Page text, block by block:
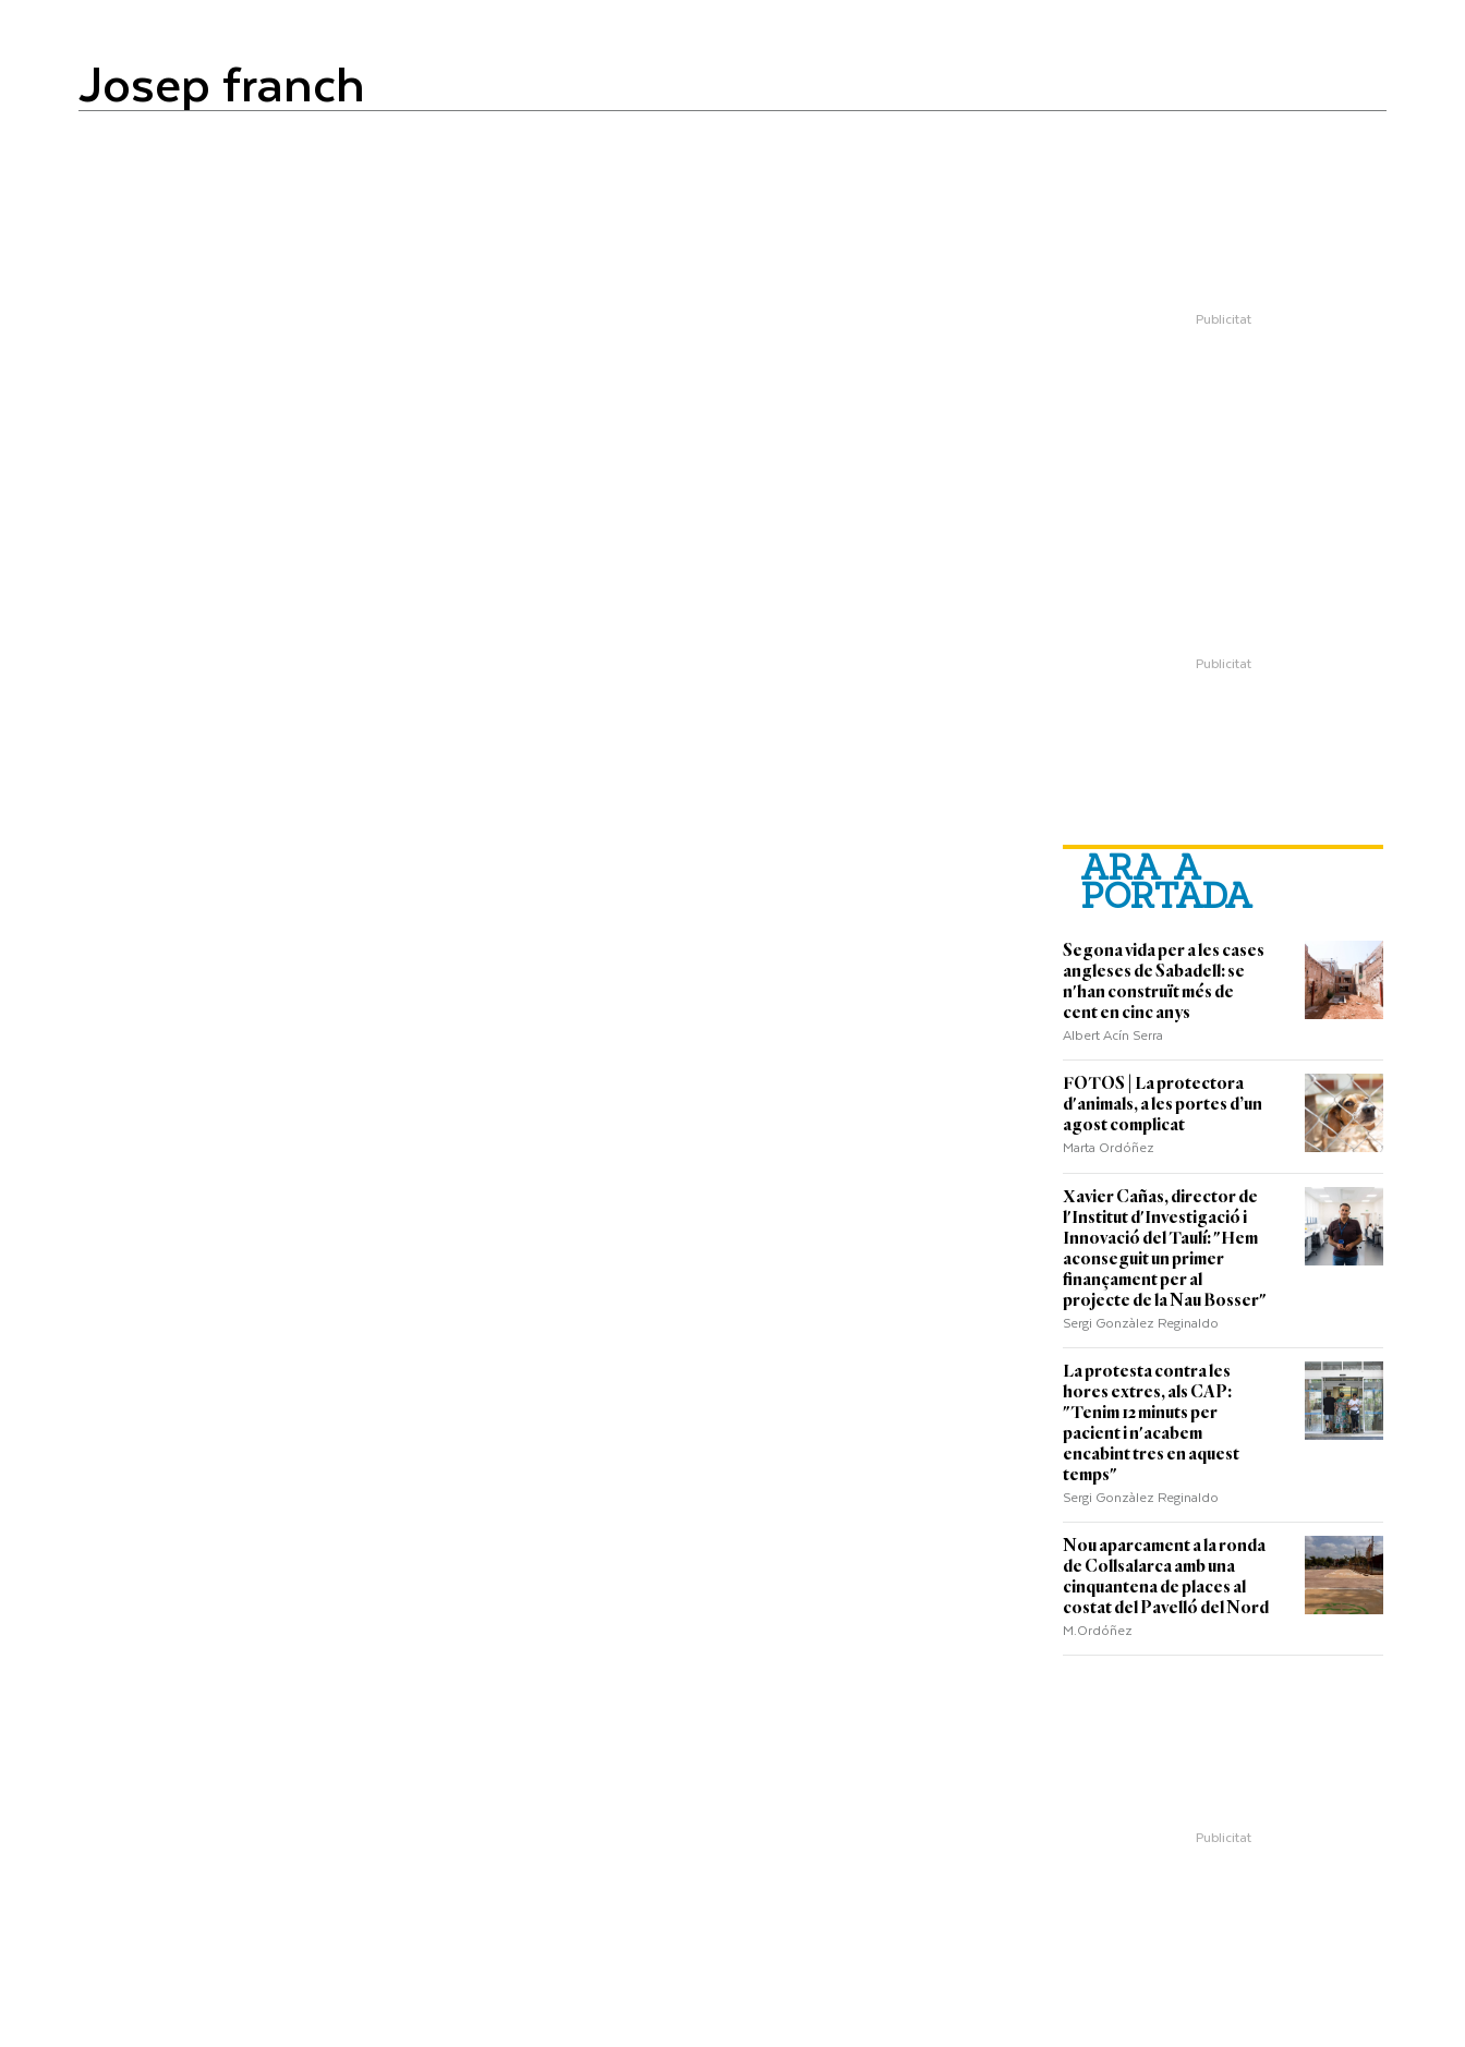
josep franch
ARA A
PORTADA
Segona vida per a les cases
angleses de Sabadell: se
n'han construït més de
cent en cinc anys
Albert Acín Serra
FOTOS | La protectora
d'animals, a les portes d’un
agost complicat
Marta Ordóñez
Xavier Cañas, director de
l'Institut d'Investigació i
Innovació del Taulí: "Hem
aconseguit un primer
finançament per al
projecte de la Nau Bosser"
Sergi Gonzàlez Reginaldo
La protesta contra les
hores extres, als CAP:
"Tenim 12 minuts per
pacient i n'acabem
encabint tres en aquest
temps"
Sergi Gonzàlez Reginaldo
Nou aparcament a la ronda
de Collsalarca amb una
cinquantena de places al
costat del Pavelló del Nord
M.Ordóñez